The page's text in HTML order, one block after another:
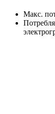
Макс.